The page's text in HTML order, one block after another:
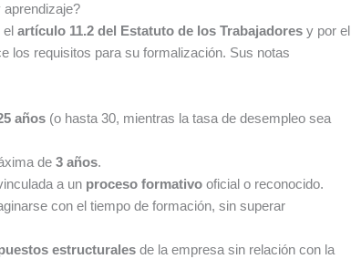
elartículo 11.2 del Estatuto de los Trabajadores y por el
los requisitos para su formalización. Sus notas
años (o hasta 30, mientras la tasa de desempleo sea
de3 años.
a un proceso formativo oficial o reconocido.
con el tiempo de formación, sin superar
estructurales de la empresa sin relación con la